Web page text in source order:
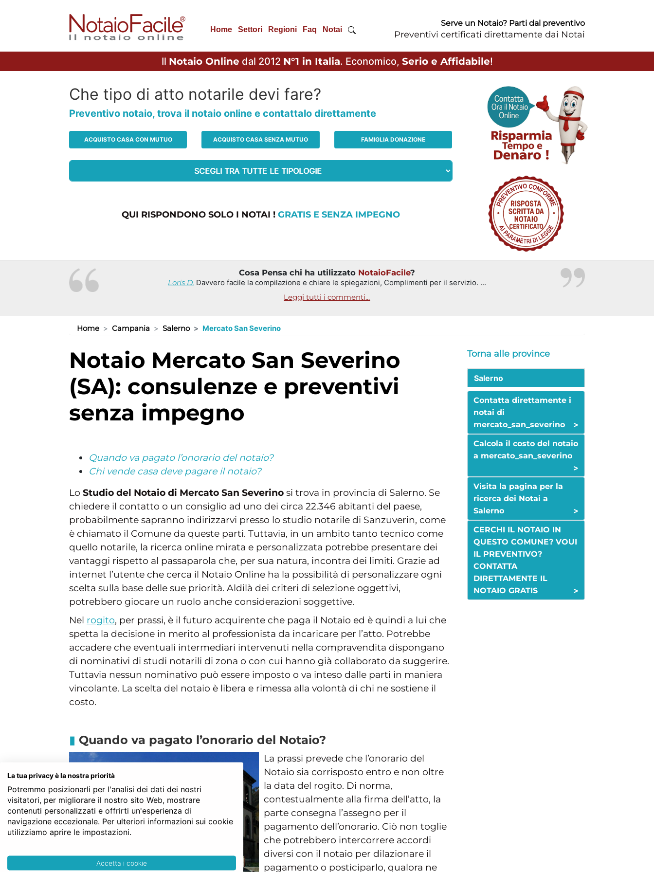
Home Settori Regioni Faq Notai
Serve un Notaio? Parti dal preventivo
Preventivi certificati direttamente dai Notai
Il Notaio Online dal 2012 N°1 in Italia. Economico, Serio e Affidabile!
Che tipo di atto notarile devi fare?
Preventivo notaio, trova il notaio online e contattalo direttamente
ACQUISTO CASA CON MUTUO ACQUISTO CASA SENZA MUTUO FAMIGLIA DONAZIONE
QUI RISPONDONO SOLO I NOTAI ! GRATIS E SENZA IMPEGNO
Cosa Pensa chi ha utilizzato NotaioFacile?
Loris D. Davvero facile la compilazione e chiare le spiegazioni, Complimenti per il servizio. ...
Leggi tutti i commenti...
Home Campania Salerno Mercato San Severino
Notaio Mercato San Severino
(SA): consulenze e preventivi
senza impegno
Quando va pagato l’onorario del notaio?
Chi vende casa deve pagare il notaio?
Lo Studio del Notaio di Mercato San Severino si trova in provincia di Salerno. Se
chiedere il contatto o un consiglio ad uno dei circa 22.346 abitanti del paese,
probabilmente sapranno indirizzarvi presso lo studio notarile di Sanzuverin, come
è chiamato il Comune da queste parti. Tuttavia, in un ambito tanto tecnico come
quello notarile, la ricerca online mirata e personalizzata potrebbe presentare dei
vantaggi rispetto al passaparola che, per sua natura, incontra dei limiti. Grazie ad
internet l’utente che cerca il Notaio Online ha la possibilità di personalizzare ogni
scelta sulla base delle sue priorità. Aldilà dei criteri di selezione oggettivi,
potrebbero giocare un ruolo anche considerazioni soggettive.
Nel rogito, per prassi, è il futuro acquirente che paga il Notaio ed è quindi a lui che
spetta la decisione in merito al professionista da incaricare per l’atto. Potrebbe
accadere che eventuali intermediari intervenuti nella compravendita dispongano
di nominativi di studi notarili di zona o con cui hanno già collaborato da suggerire.
Tuttavia nessun nominativo può essere imposto o va inteso dalle parti in maniera
vincolante. La scelta del notaio è libera e rimessa alla volontà di chi ne sostiene il
costo.
Quando va pagato l’onorario del Notaio?
La prassi prevede che l’onorario del
Notaio sia corrisposto entro e non oltre
la data del rogito. Di norma,
contestualmente alla firma dell’atto, la
parte consegna l’assegno per il
pagamento dell’onorario. Ciò non toglie
che potrebbero intercorrere accordi
diversi con il notaio per dilazionare il
pagamento o posticiparlo, qualora ne
Torna alle province
Salerno
Contatta direttamente i
notai di
mercato_san_severino
>
Calcola il costo del notaio
a mercato_san_severino
>
Visita la pagina per la
ricerca dei Notai a
Salerno
>
CERCHI IL NOTAIO IN
QUESTO COMUNE? VOUI
IL PREVENTIVO?
CONTATTA
DIRETTAMENTE IL
NOTAIO GRATIS
>
La tua privacy è la nostra priorità
Potremmo posizionarli per l'analisi dei dati dei nostri
visitatori, per migliorare il nostro sito Web, mostrare
contenuti personalizzati e offrirti un'esperienza di
navigazione eccezionale. Per ulteriori informazioni sui cookie
utilizziamo aprire le impostazioni.
Accetta i cookie